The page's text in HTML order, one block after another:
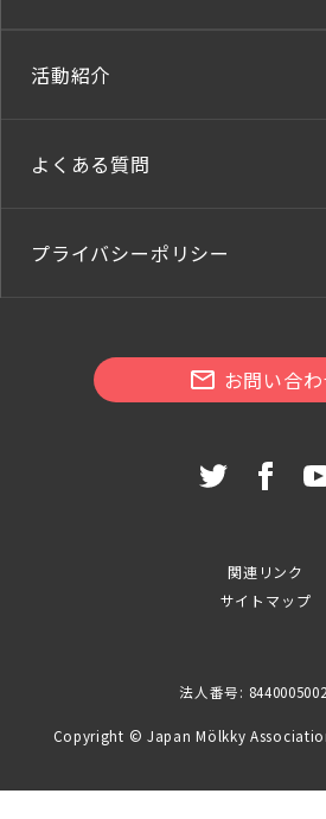
活動紹介
よくある質問
プライバシーポリシー
お問い合
関連リンク
サイトマップ
法人番号:
Copyright © Japan Mölkky